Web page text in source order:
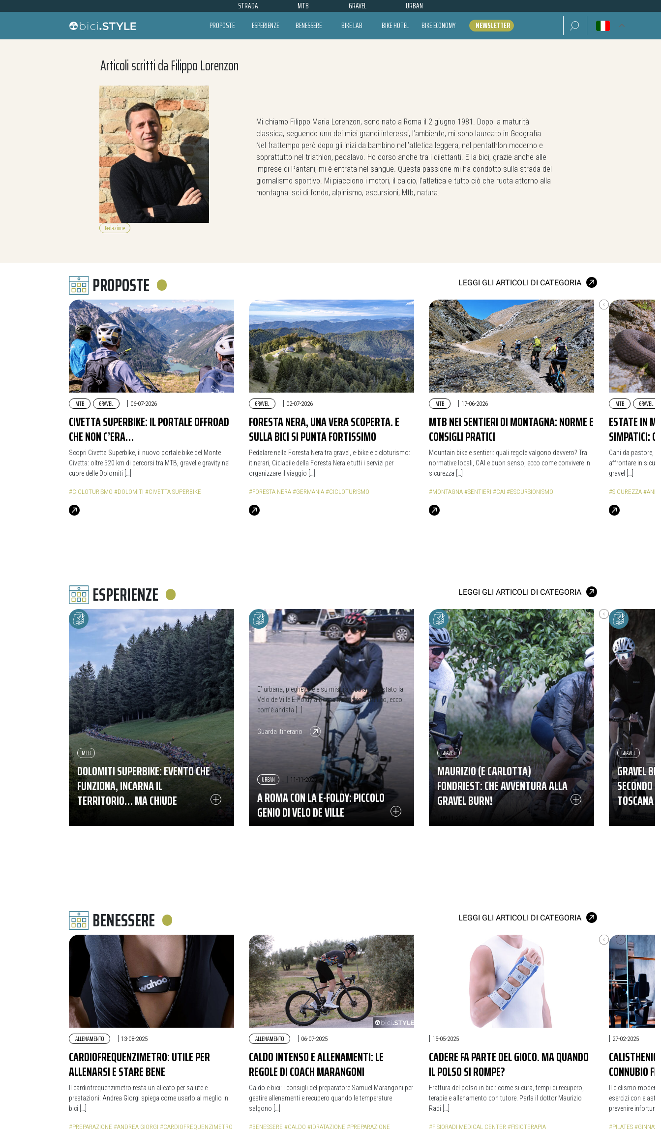
STRADA MTB GRAVEL URBAN
Navigazione principale PROPOSTE ESPERIENZE BENESSERE BIKE LAB BIKE HOTEL BIKE ECONOMY NEWSLETTER Ricerca per:
Articoli scritti da Filippo Lorenzon
Redazione
Mi chiamo Filippo Maria Lorenzon, sono nato a Roma il 2 giugno 1981. Dopo la maturità
classica, seguendo uno dei miei grandi interessi, l’ambiente, mi sono laureato in Geografia.
Nel frattempo però dopo gli inizi da bambino nell’atletica leggera, nel pentathlon moderno e
soprattutto nel triathlon, pedalavo. Ho corso anche tra i dilettanti. E la bici, grazie anche alle
imprese di Pantani, mi è entrata nel sangue. Questa passione mi ha condotto sulla strada del
giornalismo sportivo. Mi piacciono i motori, il calcio, l’atletica e tutto ciò che ruota attorno alla
montagna: sci di fondo, alpinismo, escursioni, Mtb, natura.
PROPOSTE LEGGI GLI ARTICOLI DI CATEGORIA
MTB GRAVEL | 06-07-2026
CIVETTA SUPERBIKE: IL PORTALE OFFROAD
CHE NON C’ERA…
Scopri Civetta Superbike, il nuovo portale bike del Monte
Civetta: oltre 520 km di percorsi tra MTB, gravel e gravity nel
cuore delle Dolomiti […]
#CICLOTURISMO #DOLOMITI #CIVETTA SUPERBIKE
GRAVEL | 02-07-2026
FORESTA NERA, UNA VERA SCOPERTA. E
SULLA BICI SI PUNTA FORTISSIMO
Pedalare nella Foresta Nera tra gravel, e-bike e cicloturismo:
itinerari, Ciclabile della Foresta Nera e tutti i servizi per
organizzare il viaggio […]
#FORESTA NERA #GERMANIA #CICLOTURISMO
MTB | 17-06-2026
MTB NEI SENTIERI DI MONTAGNA: NORME E
CONSIGLI PRATICI
Mountain bike e sentieri: quali regole valgono davvero? Tra
normative locali, CAI e buon senso, ecco come convivere in
sicurezza […]
#MONTAGNA #SENTIERI #CAI #ESCURSIONISMO
MTB GRAVEL
ESTATE IN
SIMPATICI:
Cani da pastore,
affrontare in
gravel […]
#SICUREZZA
ESPERIENZE LEGGI GLI ARTICOLI DI CATEGORIA
DOLOMITI SUPERBIKE: EVENTO CHE
FUNZIONA, INCARNA IL
TERRITORIO… MA CHIUDE
|
MTB
URBAN | 11-11-2025
A ROMA CON LA E-FOLDY: PICCOLO
GENIO DI VELO DE VILLE
E’ urbana, pieghevole e su misura: abbiamo testato la
Velo de Ville E-Foldy a Roma tra metro e traffico, ecco
com’è andata […]
Guarda itinerario from A Roma con la E-Foldy: piccolo genio di Velo de Ville
MAURIZIO (E CARLOTTA)
FONDRIEST: CHE AVVENTURA ALLA
GRAVEL BURN!
GRAVEL
GRAVEL
SECONDO
TOSCANA
|
GRAVEL
BENESSERE LEGGI GLI ARTICOLI DI CATEGORIA
ALLENAMENTO | 13-08-2025
CARDIOFREQUENZIMETRO: UTILE PER
ALLENARSI E STARE BENE
Il cardiofrequenzimetro resta un alleato per salute e
prestazioni: Andrea Giorgi spiega come usarlo al meglio in
bici […]
#PREPARAZIONE #ANDREA GIORGI #CARDIOFREQUENZIMETRO
ALLENAMENTO | 06-07-2025
CALDO INTENSO E ALLENAMENTI: LE
REGOLE DI COACH MARANGONI
Caldo e bici: i consigli del preparatore Samuel Marangoni per
gestire allenamenti e recupero quando le temperature
salgono […]
#BENESSERE #CALDO #IDRATAZIONE #PREPARAZIONE
| 15-05-2025
CADERE FA PARTE DEL GIOCO. MA QUANDO
IL POLSO SI ROMPE?
Frattura del polso in bici: come si cura, tempi di recupero,
terapie e allenamento con tutore. Parla il dottor Maurizio
Radi […]
#FISIORADI MEDICAL CENTER #FISIOTERAPIA
| 27-02-2025
CONNUBIO
Il ciclismo
esercizi con
prevenire infortuni
#PILATES